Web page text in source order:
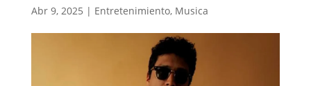
Abr 9, 2025 | Entretenimiento, Musica